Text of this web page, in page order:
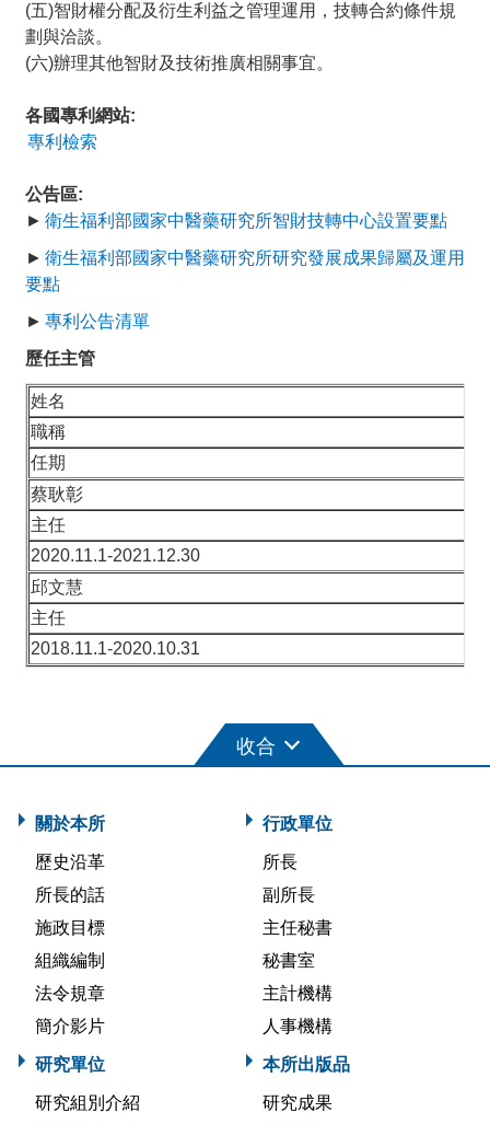
(五)智財權分配及衍生利益之管理運用，技轉合約條件規
劃與洽談。
(六)辦理其他智財及技術推廣相關事宜。
各國專利網站:
專利檢索
公告區:
► 衛生福利部國家中醫藥研究所智財技轉中心設置要點
► 衛生福利部國家中醫藥研究所研究發展成果歸屬及運用
要點
► 專利公告清單
歷任主管
姓名
職稱
任期
蔡耿彰
主任
2020.11.1-2021.12.30
邱文慧
主任
2018.11.1-2020.10.31
關於本所
歷史沿革
所長的話
施政目標
組織編制
法令規章
簡介影片
行政單位
所長
副所長
主任秘書
秘書室
主計機構
人事機構
研究單位
研究組別介紹
本所出版品
研究成果